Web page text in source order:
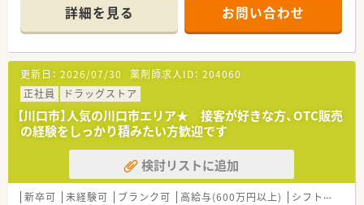
病診薬連携を強化することで、地域にお住いの患者様に高度な医
療の提供を実現しています。
○全店「同一の機械・システム」を採用しており、且つ処方箋の応
需内容が多岐にわたる（敷地内・病院門前・医療モール・CL門前）
ので、スキルUPしたい方にはお勧めもです。
○長期就業＆自己研讃を続ける事で給与があがる仕組みになっ
ており、将来的に高年収も狙う事が出来ます。
○インターネットを使って処方薬の飲み方を遠隔指導する「オン
ライン服薬指導」、今後も病院の「敷地内薬局」の推進、女性客の
取り込みを狙う店舗でデザインの一新。
M&Aによる店舗拡大と業界のリーディングカンパニーとして成
長を続けています。
○どの店舗も、最新システムが整っています！
詳細を見る お問い合わせ
更新日： 2026/07/30 薬剤師求人ID： 204060
正社員
ドラッグストア
【川口市】人気の川口市エリア★ 接客が好きな方、OTC販売
の経験をしっかり積みたい方歓迎です
検討リストに追加
新卒可 未経験可 ブランク可 高給与(600万円以上) シフト制